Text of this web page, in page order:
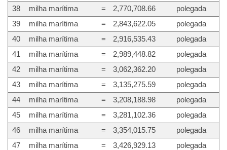
38
milha marítima = 2,770,708.66
polegada
39
milha marítima = 2,843,622.05
polegada
40
milha marítima = 2,916,535.43
polegada
41
milha marítima = 2,989,448.82
polegada
42
milha marítima = 3,062,362.20
polegada
43
milha marítima = 3,135,275.59
polegada
44
milha marítima = 3,208,188.98
polegada
45
milha marítima = 3,281,102.36
polegada
46
milha marítima = 3,354,015.75
polegada
47
milha marítima = 3,426,929.13
polegada